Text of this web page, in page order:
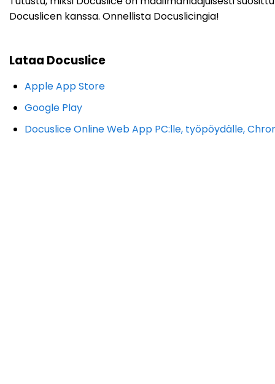
Docuslicen kanssa. Onnellista Docuslicingia!
Lataa Docuslice
Apple App Store
Google Play
Docuslice Online Web App PC:lle, työpöydälle,